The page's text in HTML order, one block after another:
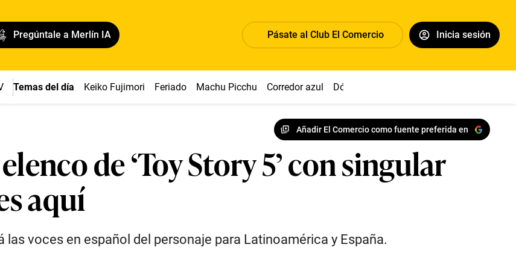
Pregúntale a Merlín IA Pásate al Club El Comercio Inicia sesión
Temas del día Keiko Fujimori Feriado Machu Picchu Corredor azul Dólar
Añadir El Comercio como fuente preferida en
de ‘Toy Story 5’ con singular
aquí
las voces en español del personaje para Latinoamérica y España.